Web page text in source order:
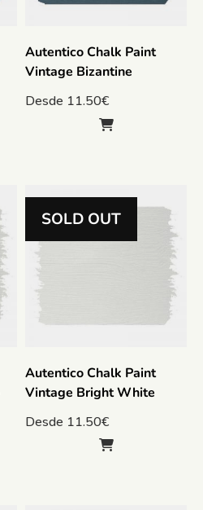
Autentico Chalk Paint
Vintage Bizantine
Desde 11.50€
SOLD OUT
Autentico Chalk Paint
Vintage Bright White
Desde 11.50€